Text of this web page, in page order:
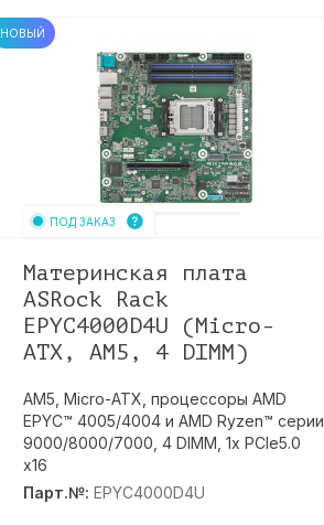
НОВЫЙ
ПОД ЗАКАЗ
Материнская плата
ASRock Rack
EPYC4000D4U (Micro-
ATX, AM5, 4 DIMM)
AM5, Micro-ATX, процессоры AMD
EPYC™ 4005/4004 и AMD Ryzen™ серии
9000/8000/7000, 4 DIMM, 1x PCIe5.0
x16
Парт.№: EPYC4000D4U